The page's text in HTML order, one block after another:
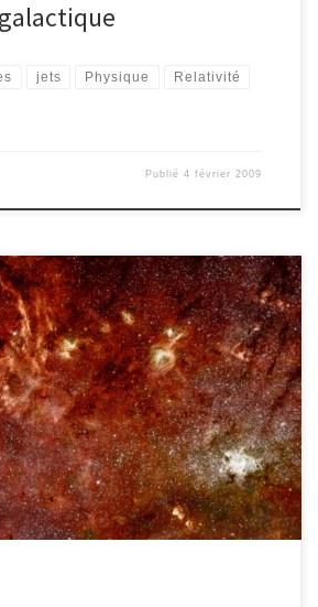
jets Physique Relativité
Publié4 février 2009
XXème siècle qu’on a réalisé que de
» observées étaient des « galaxies »
d’étoiles, et que la trainée blanche qui
bien noires est la Galaxie à laquelle
vue de l’intérieur. Notre position à